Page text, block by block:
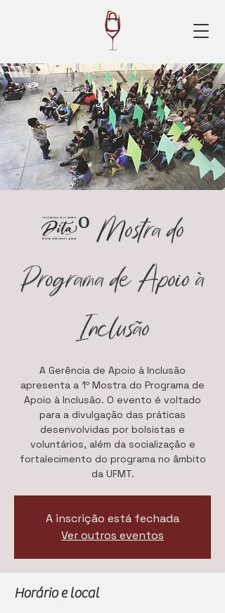
1º Mostra do
Programa de Apoio à
Inclusão
A Gerência de Apoio à Inclusão
apresenta a 1º Mostra do Programa de
Apoio à Inclusão. O evento é voltado
para a divulgação das práticas
desenvolvidas por bolsistas e
voluntários, além da socialização e
fortalecimento do programa no âmbito
da UFMT.
A inscrição está fechada
Ver outros eventos
Horário e local